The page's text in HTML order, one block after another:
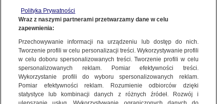
GORĄCE TEMATY
WIĘCEJ
KANAŁY
KONTAKT24 | NAJNOWSZE
Opady gradu w Dąbrówce (Wielkopolskie)
Polityka Prywatności
Wraz z naszymi partnerami przetwarzamy dane w celu
zapewnienia:
Przechowywanie informacji na urządzeniu lub dostęp do nich.
Tworzenie profili w celu personalizacji treści. Wykorzystywanie profili
w celu doboru spersonalizowanych treści. Tworzenie profili w celu
spersonalizowanych reklam. Pomiar efektywności treści.
Wykorzystanie profili do wyboru spersonalizowanych reklam.
Pomiar efektywności reklam. Rozumienie odbiorców dzięki
statystyce lub kombinacji danych z różnych źródeł. Rozwój i